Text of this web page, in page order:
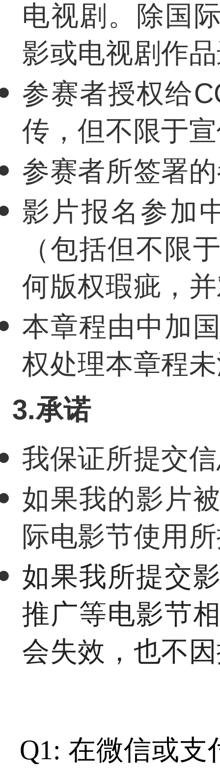
电视剧。除国
影或电视剧作
参赛者授权给
传，但不限于
参赛者所签署
影片报名参加
（包括但不限
何版权瑕疵，
本章程由中加
权处理本章程
3.承诺
我保证所提交
如果我的影片
际电影节使用
如果我所提交
推广等电影节
会失效，也不
Q1: 在微信或